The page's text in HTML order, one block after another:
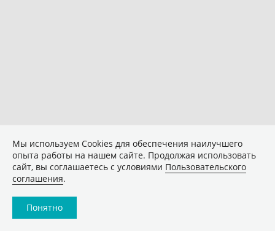
Мы используем Сookies для обеспечения наилучшего
опыта работы на нашем сайте. Продолжая использовать
сайт, вы соглашаетесь с условиями Пользовательского
соглашения.
Понятно